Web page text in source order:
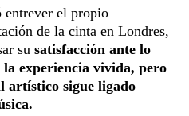
entrever el propio
de la cinta en Londres,
su satisfacción ante lo
experiencia vivida, pero
artístico sigue ligado